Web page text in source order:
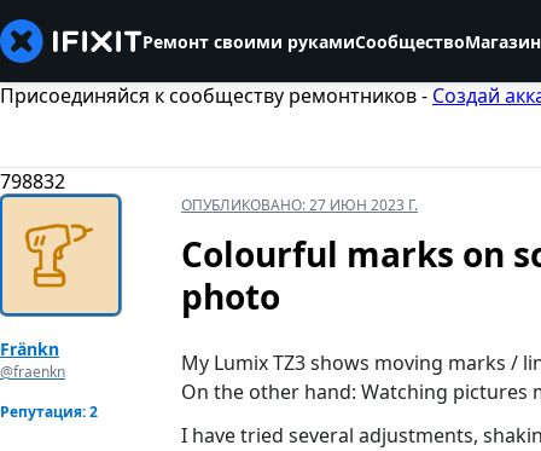
Ремонт своими рукамиСообществоМагазин
Присоединяйся к сообществу ремонтников - Создай
798832
Fränkn
@fraenkn
Репутация: 2
ОПУБЛИКОВАНО:27 ИЮН 2023 Г.
Colourful marks on
photo
My Lumix TZ3 shows moving marks /
On the other hand: Watching pictures
I have tried several adjustments,